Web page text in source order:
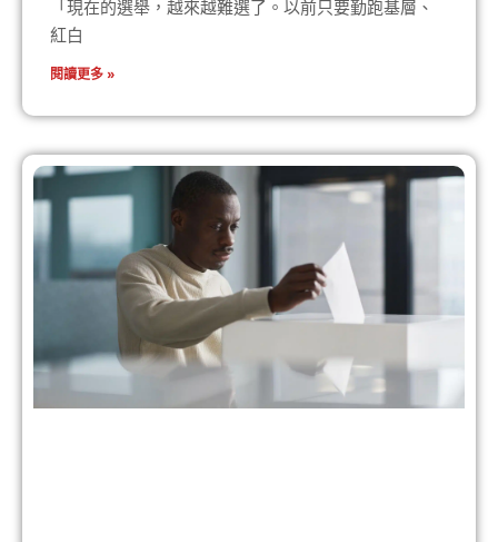
「現在的選舉，越來越難選了。以前只要勤跑基層、
紅白
閱讀更多 »